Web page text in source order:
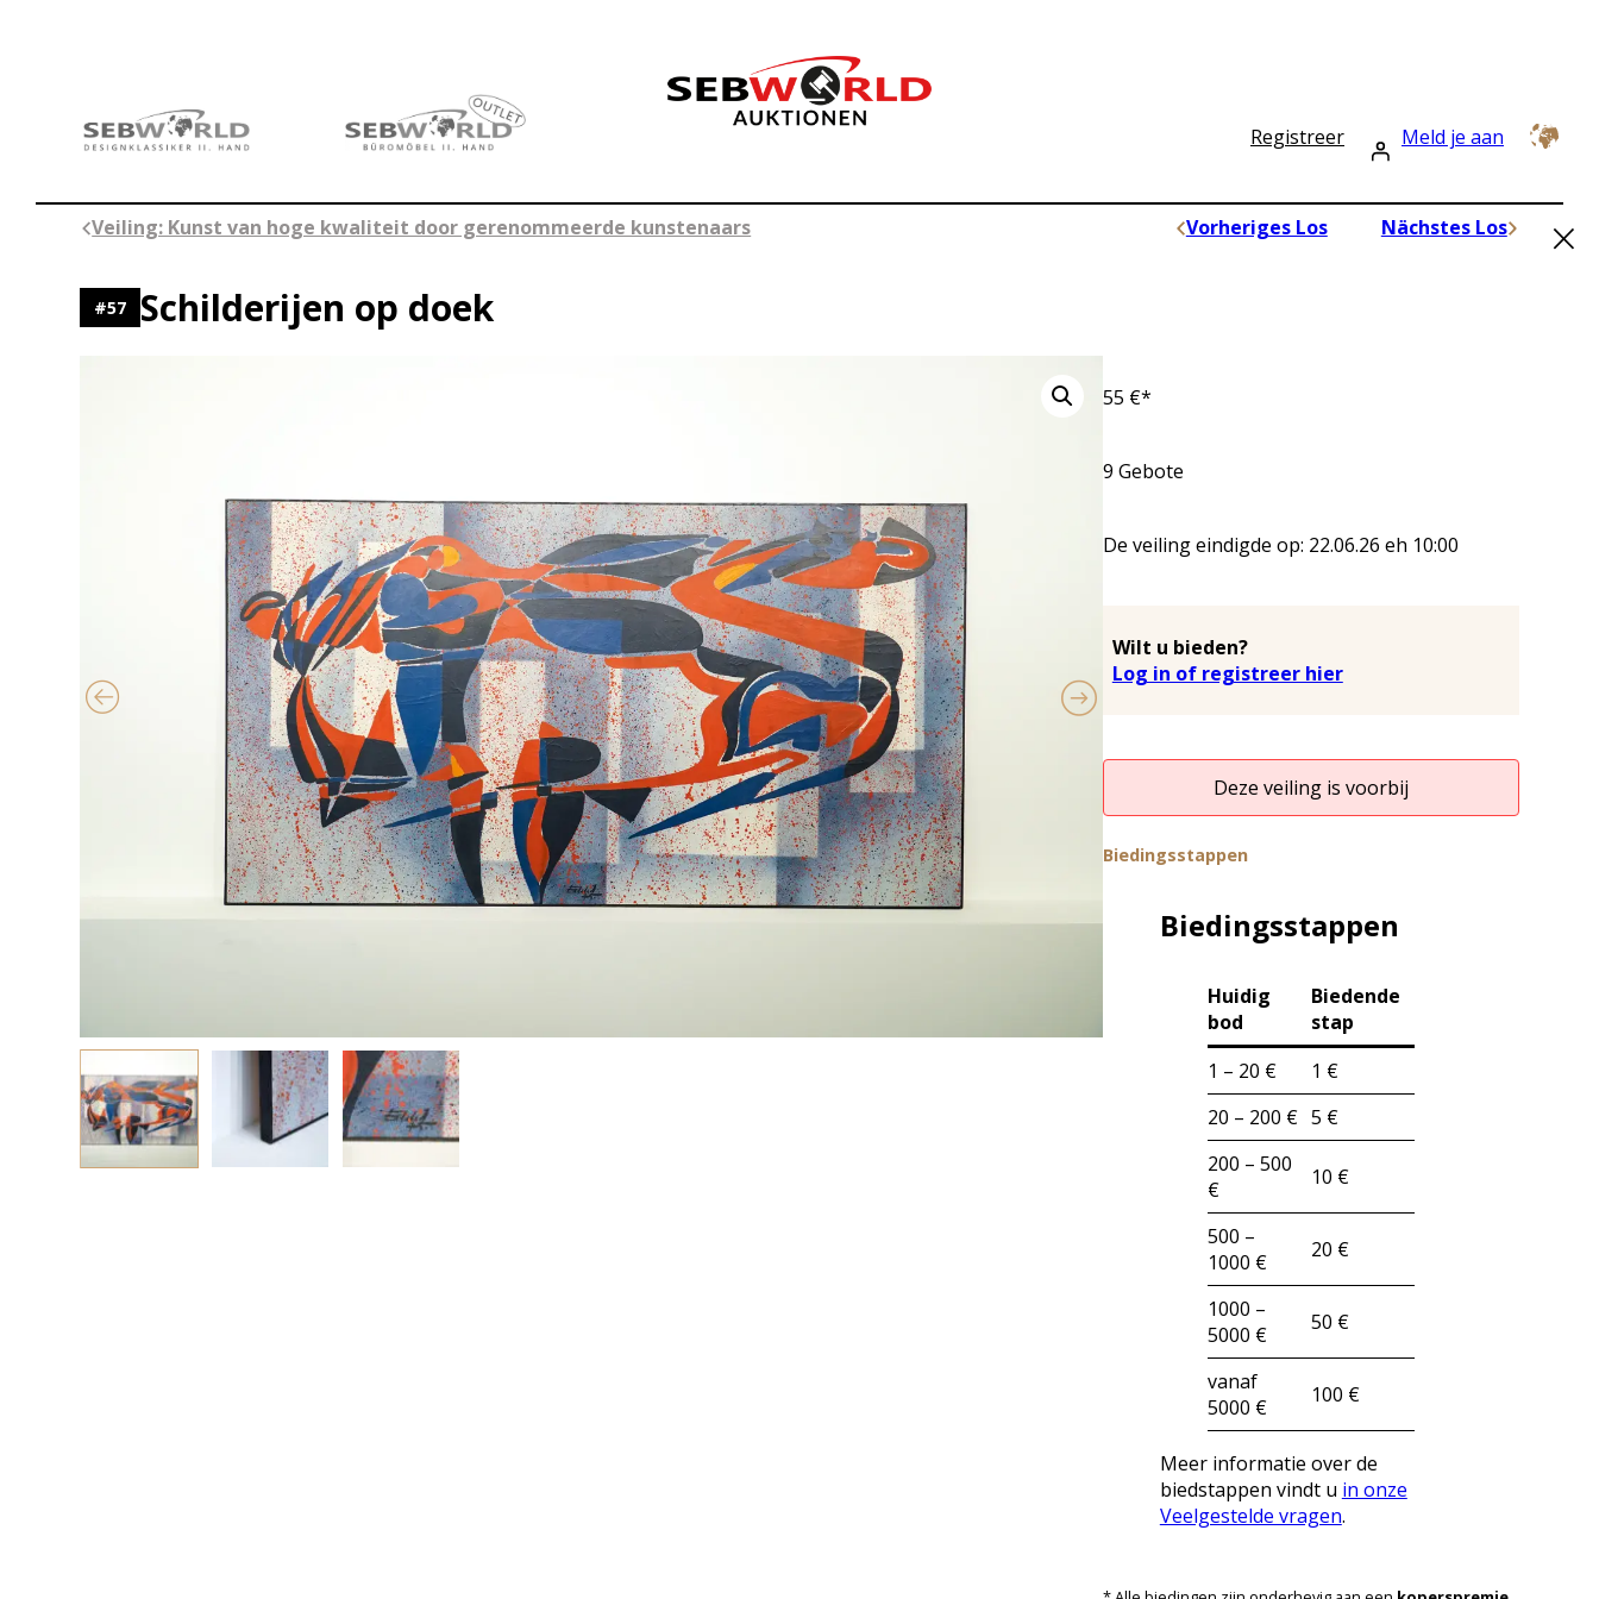
Registreer
Meld je aan
Veiling: Kunst van hoge kwaliteit door gerenommeerde kunstenaars Vorheriges Los Nächstes Los
#57 Schilderijen op doek
55 €*
9 Gebote
De veiling eindigde op: 22.06.26 eh 10:00
Wilt u bieden?
Log in of registreer hier
Deze veiling is voorbij
Biedingsstappen
Biedingsstappen
Huidig
bod
Biedende
stap
1 – 20 €
1 €
20 – 200 € 5 €
200 – 500
€
10 €
500 –
1000 €
20 €
1000 –
5000 €
50 €
vanaf
5000 €
100 €
Meer informatie over de
biedstappen vindt u in onze
Veelgestelde vragen.
×